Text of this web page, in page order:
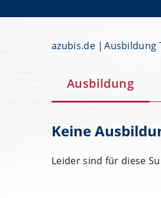
azubis.de Ausbildung
Ausbildung
Keine
Leider sind für diese